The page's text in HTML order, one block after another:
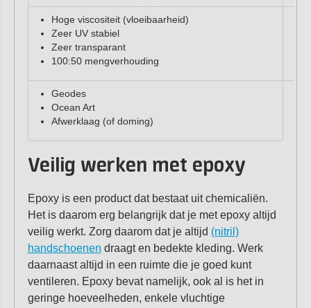
Hoge viscositeit (vloeibaarheid)
Zeer UV stabiel
Zeer transparant
100:50 mengverhouding
Geodes
Ocean Art
Afwerklaag (of doming)
Veilig werken met epoxy
Epoxy is een product dat bestaat uit chemicaliën.
Het is daarom erg belangrijk dat je met epoxy altijd
veilig werkt. Zorg daarom dat je altijd (nitril)
handschoenen draagt en bedekte kleding. Werk
daarnaast altijd in een ruimte die je goed kunt
ventileren. Epoxy bevat namelijk, ook al is het in
geringe hoeveelheden, enkele vluchtige